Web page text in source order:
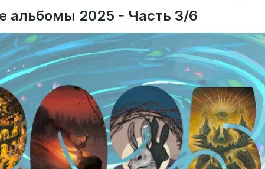
альбомы 2025 - Часть 3/6